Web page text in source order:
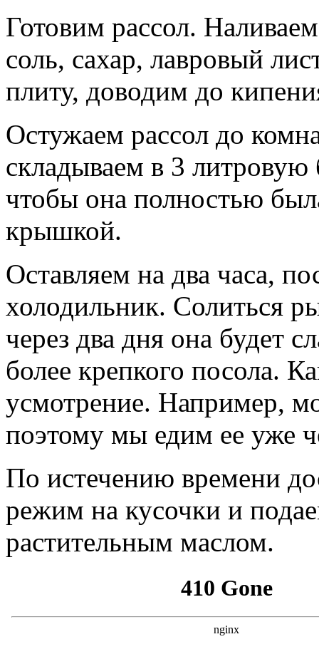
Готовим рассол.
соль, сахар, лавровый
плиту, доводим до
Остужаем рассол до
складываем в 3 литровую
чтобы она полностью
крышкой.
Оставляем на два часа,
холодильник. Солиться
через два дня она будет
более крепкого посола.
усмотрение. Например,
поэтому мы едим ее уже
По истечению времени
режим на кусочки и
растительным маслом.